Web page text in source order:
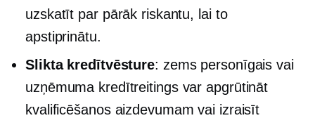
uzskatīt par pārāk riskantu, lai to
apstiprinātu.
Slikta kredītvēsture: zems personīgais vai
uzņēmuma kredītreitings var apgrūtināt
kvalificēšanos aizdevumam vai izraisīt